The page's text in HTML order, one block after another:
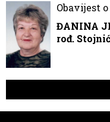
Obavijest
ĐANINA
rođ.